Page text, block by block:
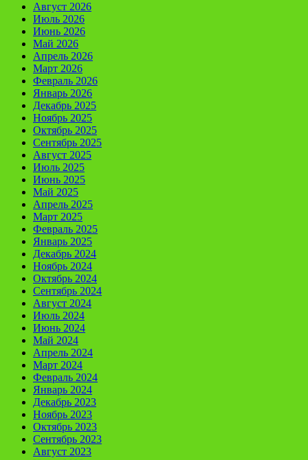
Август 2026
Июль 2026
Июнь 2026
Май 2026
Апрель 2026
Март 2026
Февраль 2026
Январь 2026
Декабрь 2025
Ноябрь 2025
Октябрь 2025
Сентябрь 2025
Август 2025
Июль 2025
Июнь 2025
Май 2025
Апрель 2025
Март 2025
Февраль 2025
Январь 2025
Декабрь 2024
Ноябрь 2024
Октябрь 2024
Сентябрь 2024
Август 2024
Июль 2024
Июнь 2024
Май 2024
Апрель 2024
Март 2024
Февраль 2024
Январь 2024
Декабрь 2023
Ноябрь 2023
Октябрь 2023
Сентябрь 2023
Август 2023